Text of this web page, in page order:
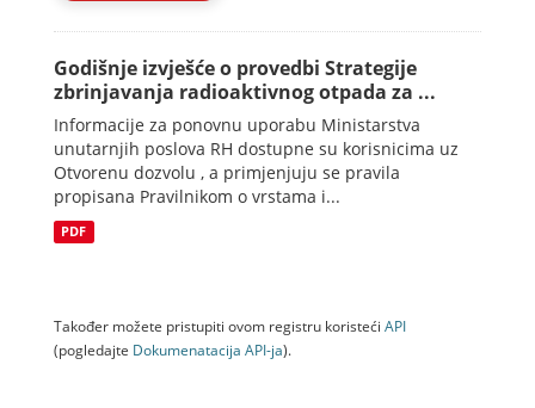
Godišnje izvješće o provedbi Strategije
zbrinjavanja radioaktivnog otpada za ...
Informacije za ponovnu uporabu Ministarstva
unutarnjih poslova RH dostupne su korisnicima uz
Otvorenu dozvolu , a primjenjuju se pravila
propisana Pravilnikom o vrstama i...
PDF
Također možete pristupiti ovom registru koristeći API
(pogledajte Dokumenаtаcijа API-jа).